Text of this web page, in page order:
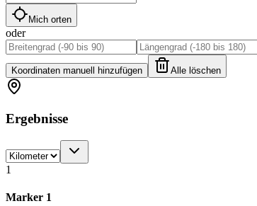
Mich orten
oder
Koordinaten manuell hinzufügen Alle löschen
Ergebnisse
1
Marker 1